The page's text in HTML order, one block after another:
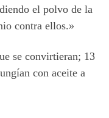
el polvo de la
contra ellos.»
se convirtieran; 13
con aceite a